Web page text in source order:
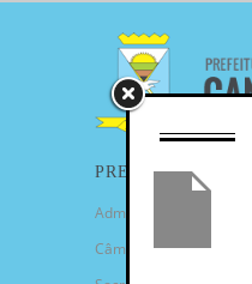
PREFEITURA
Administração Municipal
Câmara de Vereadores